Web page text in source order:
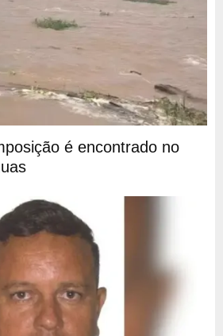
é encontrado no